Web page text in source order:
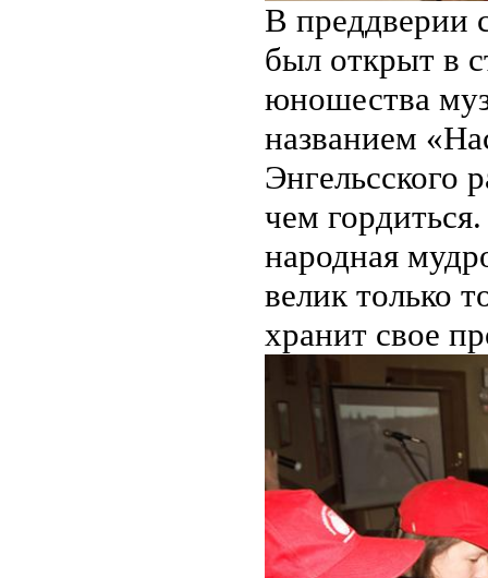
В преддверии
был открыт в
юношества
названием
Энгельсского
чем
народная
велик только
хранит свое